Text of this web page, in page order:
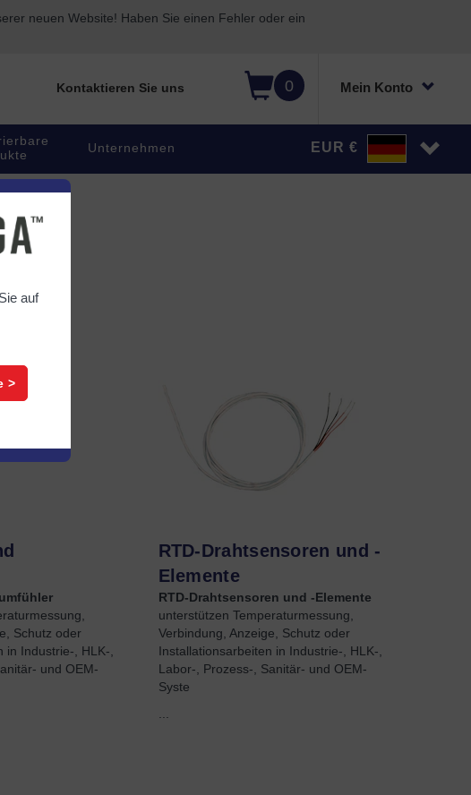
neuen Website! Haben Sie einen Fehler oder ein
0 Mein Konto
Kontaktieren Sie uns
Unternehmen EUR €
Schutz oder
in Industrie-, HLK-,
und OEM-
RTD-Drahtsensoren und -
Elemente
RTD-Drahtsensoren und -Elemente
unterstützen Temperaturmessung,
Verbindung, Anzeige, Schutz oder
Installationsarbeiten in Industrie-, HLK-,
Labor-, Prozess-, Sanitär- und OEM-
Syste
auf
>